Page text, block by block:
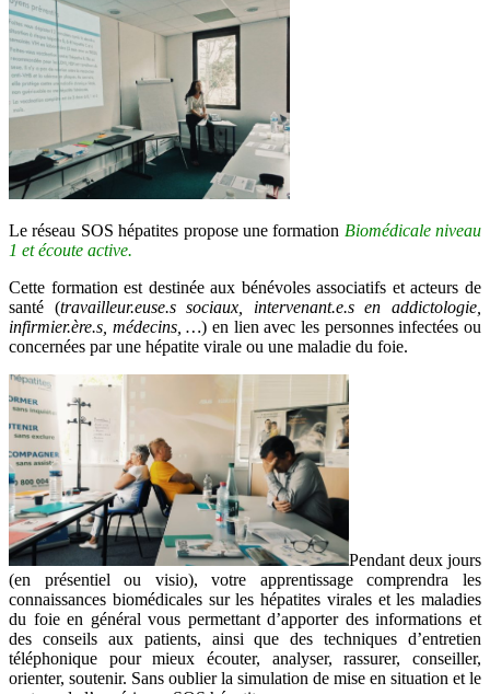
Le réseau SOS hépatites propose une formation Biomédicale niveau
1 et écoute active.
Cette formation est destinée aux bénévoles associatifs et acteurs de
santé (travailleur.euse.s sociaux, intervenant.e.s en addictologie,
infirmier.ère.s, médecins, …) en lien avec les personnes infectées ou
concernées par une hépatite virale ou une maladie du foie.
Pendant deux jours
(en présentiel ou visio), votre apprentissage comprendra les
connaissances biomédicales sur les hépatites virales et les maladies
du foie en général vous permettant d’apporter des informations et
des conseils aux patients, ainsi que des techniques d’entretien
téléphonique pour mieux écouter, analyser, rassurer, conseiller,
orienter, soutenir. Sans oublier la simulation de mise en situation et le